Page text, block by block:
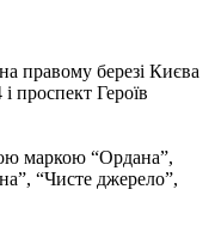
правому березі Києва
проспект Героїв
маркою “Ордана”,
“Чисте джерело”,